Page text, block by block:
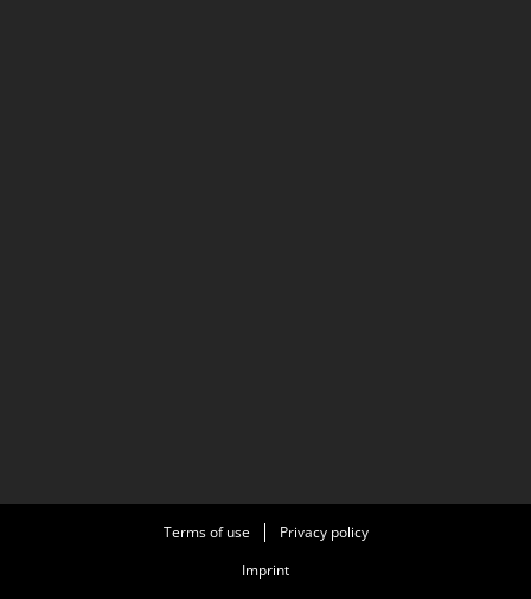
Terms of use
Privacy policy
Imprint